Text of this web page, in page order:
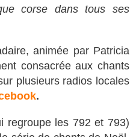
corse dans tous ses
animée par Patricia
consacrée aux chants
plusieurs radios locales
.
regroupe les 792 et 793)